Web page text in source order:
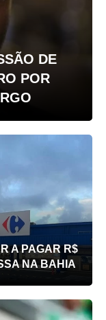
DE
POR
A PAGAR R$
NA BAHIA